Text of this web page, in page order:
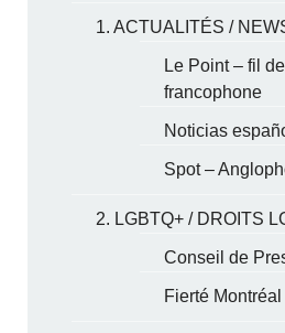
1. ACTUALITÉS /
Le Point – fil
francophone
Noticias
Spot –
2. LGBTQ+ / DROITS
Conseil de
Fierté